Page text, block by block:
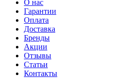
О нас
Гарантии
Оплата
Доставка
Бренды
Акции
Отзывы
Статьи
Контакты